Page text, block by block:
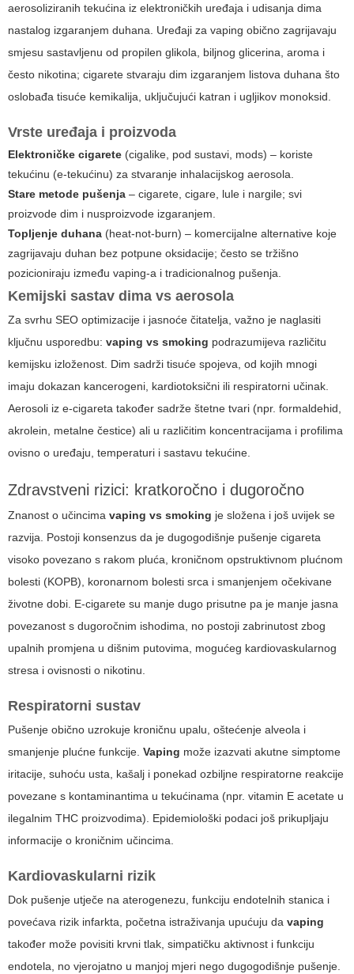
aerosoliziranih tekućina iz elektroničkih uređaja i udisanja dima
nastalog izgaranjem duhana. Uređaji za vaping obično zagrijavaju
smjesu sastavljenu od propilen glikola, biljnog glicerina, aroma i
često nikotina; cigarete stvaraju dim izgaranjem listova duhana što
oslobađa tisuće kemikalija, uključujući katran i ugljikov monoksid.
Vrste uređaja i proizvoda
Elektroničke cigarete (cigalike, pod sustavi, mods) – koriste
tekućinu (e-tekućinu) za stvaranje inhalacijskog aerosola.
Stare metode pušenja – cigarete, cigare, lule i nargile; svi
proizvode dim i nusproizvode izgaranjem.
Topljenje duhana (heat-not-burn) – komercijalne alternative koje
zagrijavaju duhan bez potpune oksidacije; često se tržišno
pozicioniraju između vaping-a i tradicionalnog pušenja.
Kemijski sastav dima vs aerosola
Za svrhu SEO optimizacije i jasnoće čitatelja, važno je naglasiti
ključnu usporedbu: vaping vs smoking podrazumijeva različitu
kemijsku izloženost. Dim sadrži tisuće spojeva, od kojih mnogi
imaju dokazan kancerogeni, kardiotoksični ili respiratorni učinak.
Aerosoli iz e-cigareta također sadrže štetne tvari (npr. formaldehid,
akrolein, metalne čestice) ali u različitim koncentracijama i profilima
ovisno o uređaju, temperaturi i sastavu tekućine.
Zdravstveni rizici: kratkoročno i dugoročno
Znanost o učincima vaping vs smoking je složena i još uvijek se
razvija. Postoji konsenzus da je dugogodišnje pušenje cigareta
visoko povezano s rakom pluća, kroničnom opstruktivnom plućnom
bolesti (KOPB), koronarnom bolesti srca i smanjenjem očekivane
životne dobi. E-cigarete su manje dugo prisutne pa je manje jasna
povezanost s dugoročnim ishodima, no postoji zabrinutost zbog
upalnih promjena u dišnim putovima, mogućeg kardiovaskularnog
stresa i ovisnosti o nikotinu.
Respiratorni sustav
Pušenje obično uzrokuje kroničnu upalu, oštećenje alveola i
smanjenje plućne funkcije. Vaping može izazvati akutne simptome
iritacije, suhoću usta, kašalj i ponekad ozbiljne respiratorne reakcije
povezane s kontaminantima u tekućinama (npr. vitamin E acetate u
ilegalnim THC proizvodima). Epidemiološki podaci još prikupljaju
informacije o kroničnim učincima.
Kardiovaskularni rizik
Dok pušenje utječe na aterogenezu, funkciju endotelnih stanica i
povećava rizik infarkta, početna istraživanja upućuju da vaping
također može povisiti krvni tlak, simpatičku aktivnost i funkciju
endotela, no vjerojatno u manjoj mjeri nego dugogodišnje pušenje.